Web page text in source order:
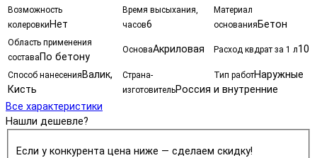
Возможность
колеровки Нет
Время высыхания,
часов6
Материал
основания Бетон
Область применения
состава По бетону
ОсноваАкриловая Расход квдрат за 1 л10
Способ нанесения Валик,
Кисть
Страна-
изготовительРоссия
Тип работНаружные
и внутренние
Все характеристики
Нашли дешевле?
Если у конкурента цена ниже — сделаем скидку!